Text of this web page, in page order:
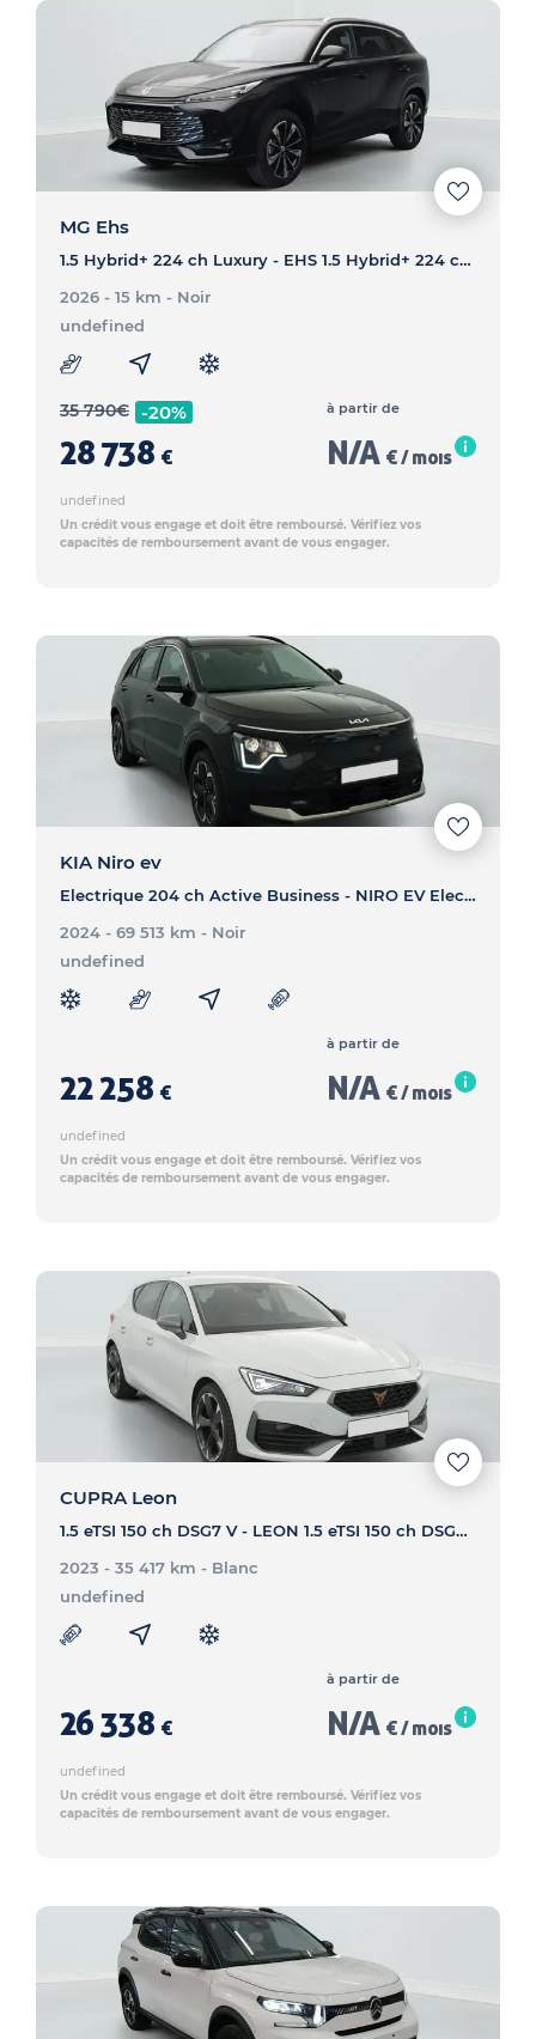
MG Ehs
1.5 Hybrid+ 224 ch Luxury - EHS 1.5 Hybrid+ 224 ch Luxury
2026 - 15 km - Noir
undefined
35 790€ -20%
28 738 €
à partir de
N/A € / mois
undefined
Un crédit vous engage et doit être remboursé. Vérifiez vos
capacités de remboursement avant de vous engager.
KIA Niro ev
Electrique 204 ch Active Business - NIRO EV Electrique 204 ch Active Business
2024 - 69 513 km - Noir
undefined
22 258 €
à partir de
N/A € / mois
undefined
Un crédit vous engage et doit être remboursé. Vérifiez vos
capacités de remboursement avant de vous engager.
CUPRA Leon
1.5 eTSI 150 ch DSG7 V - LEON 1.5 eTSI 150 ch DSG7 V
2023 - 35 417 km - Blanc
undefined
26 338 €
à partir de
N/A € / mois
undefined
Un crédit vous engage et doit être remboursé. Vérifiez vos
capacités de remboursement avant de vous engager.